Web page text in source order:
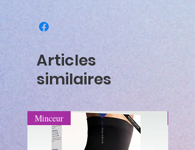
Articles
similaires
Minceur